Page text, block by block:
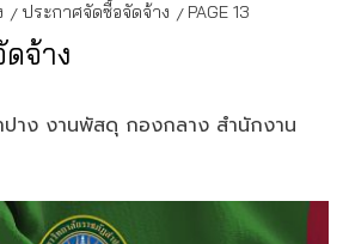
ประกาศจัดซื้อจัดจ้าง PAGE 13
จ้าง
ปาง งานพัสดุ กองกลาง สำนักงาน